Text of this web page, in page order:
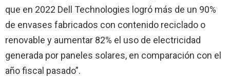
que en 2022 Dell Technologies logró más de un 90%
de envases fabricados con contenido reciclado o
renovable y aumentar 82% el uso de electricidad
generada por paneles solares, en comparación con el
año fiscal pasado”.